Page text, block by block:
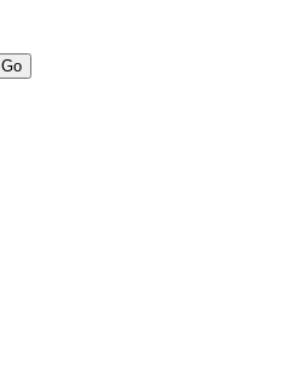
Go
Search